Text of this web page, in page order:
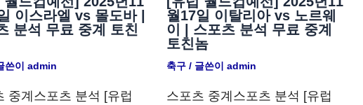
이스라엘 vs 몰도바 |
분석 무료 중계 토친
이 admin
중계스포츠 분석 [유럽
월17일 이탈리아 vs 노르웨
이 | 스포츠 분석 무료 중계
토친놈
축구/ 글쓴이 admin
스포츠 중계스포츠 분석 [유럽